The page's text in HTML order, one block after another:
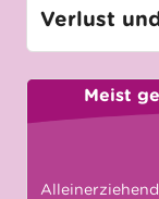
Verlust
Meist